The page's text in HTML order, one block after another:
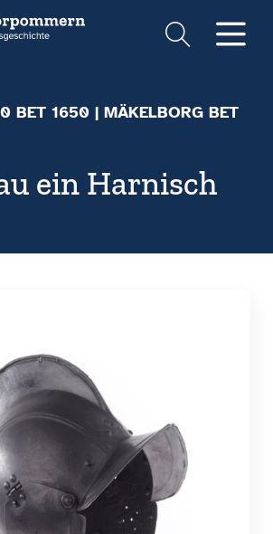
Suche
BET 1650 | MÄKELBORG BET
ein Harnisch